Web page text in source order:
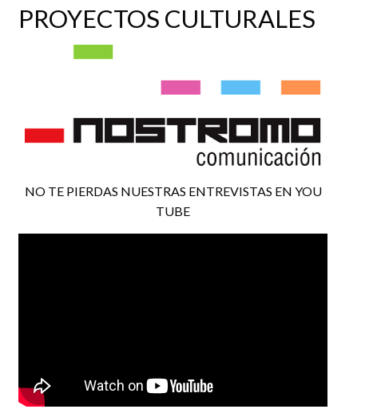
PROYECTOS CULTURALES
NO TE PIERDAS NUESTRAS ENTREVISTAS EN YOU
TUBE